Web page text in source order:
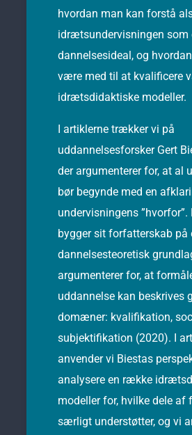
hvordan man kan forstå
idrætsundervisningen som
dannelsesideal, og
være med til at kvalificere
idrætsdidaktiske modeller.
I artiklerne trækker vi på
uddannelsesforsker Gert
der argumenterer for, at al
bør begynde med en
undervisningens ”hvorfor”.
bygger sit forfatterskab på
dannelsesteoretisk
argumenterer for, at
uddannelse kan beskrives
domæner: kvalifikation,
subjektifikation (2020). I
anvender vi Biestas
analysere en række
modeller for, hvilke dele af
særligt understøtter, og vi